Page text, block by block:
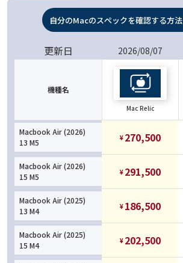
自分のMacのスペックを確認する方法
更新日 2026/08/07
機種名
Mac Relic
Macbook Air (2026)
13 M5
¥ 270,500
Macbook Air (2026)
15 M5
¥ 291,500
Macbook Air (2025)
13 M4
¥ 186,500
Macbook Air (2025)
15 M4
¥ 202,500